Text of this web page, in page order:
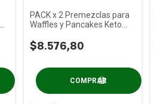
PACK x 2 Premezclas para
Waffles y Pancakes Keto
$8.576,80